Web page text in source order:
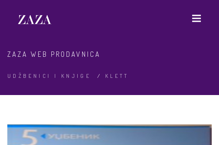
ZAZA WEB PRODAVNICA
UDŽBENICI I KNJIGE / KLETT